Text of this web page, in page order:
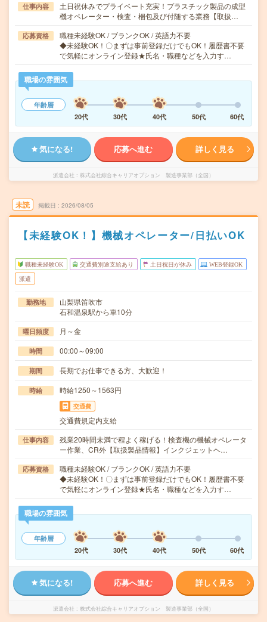
仕事内容
土日祝休みでプライベート充実！プラスチック製品の成型
機オペレーター・検査・梱包及び付随する業務【取扱…
応募資格
職種未経験OK / ブランクOK / 英語力不要
◆未経験OK！〇まずは事前登録だけでもOK！履歴書不要
で気軽にオンライン登録★氏名・職種などを入力す…
職場の雰囲気
年齢層
20代
30代 40代 50代 60代
気になる! 応募へ進む 詳しく見る
派遣会社 株式会社綜合キャリアオプション 製造事業部（全国）
未読 掲載日 2026/08/05
【未経験OK！】機械オペレーター/日払いOK
職種未経験OK 交通費別途支給あり 土日祝日が休み WEB登録OK
派遣
勤務地
山梨県笛吹市
石和温泉駅から車10分
曜日頻度 月～金
時間 00:00～09:00
期間 長期でお仕事できる方、大歓迎！
時給 時給1250～1563円
交通費
交通費規定内支給
仕事内容
残業20時間未満で程よく稼げる！検査機の機械オペレータ
ー作業、CR外【取扱製品情報】インクジェットヘ…
応募資格
職種未経験OK / ブランクOK / 英語力不要
◆未経験OK！〇まずは事前登録だけでもOK！履歴書不要
で気軽にオンライン登録★氏名・職種などを入力す…
職場の雰囲気
年齢層
20代
30代 40代 50代 60代
気になる! 応募へ進む 詳しく見る
派遣会社 株式会社綜合キャリアオプション 製造事業部（全国）